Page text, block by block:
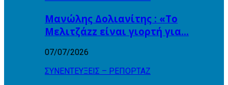
Μανώλης Δολιανίτης : «Το
Μελιτζάzz είναι γιορτή για…
07/07/2026
ΣΥΝΕΝΤΕΥΞΕΙΣ – ΡΕΠΟΡΤΑΖ